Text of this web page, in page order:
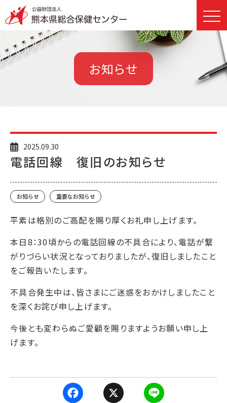
お知らせ
2025.09.30
電話回線 復旧のお知らせ
お知らせ 重要なお知らせ
平素は格別のご高配を賜り厚くお礼申し上げます。
本日8：30頃からの電話回線の不具合により、電話が繋
がりづらい状況となっておりましたが、復旧しましたこと
をご報告いたします。
不具合発生中は、皆さまにご迷惑をおかけしましたこと
を深くお詫び申し上げます。
今後とも変わらぬご愛顧を賜りますようお願い申し上
げます。